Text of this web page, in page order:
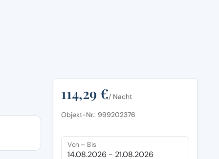
114,29 €/ Nacht
Objekt-Nr.: 999202376
Von – Bis